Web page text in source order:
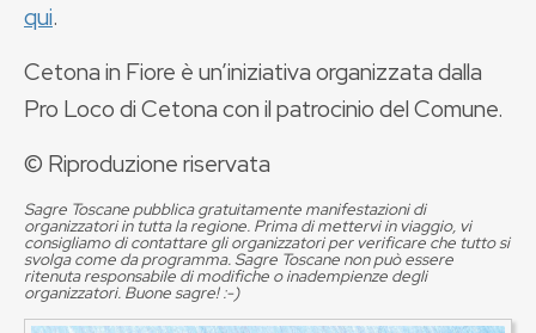
qui.
Cetona in Fiore è un’iniziativa organizzata dalla
Pro Loco di Cetona con il patrocinio del Comune.
© Riproduzione riservata
Sagre Toscane pubblica gratuitamente manifestazioni di
organizzatori in tutta la regione. Prima di mettervi in viaggio, vi
consigliamo di contattare gli organizzatori per verificare che tutto si
svolga come da programma. Sagre Toscane non può essere
ritenuta responsabile di modifiche o inadempienze degli
organizzatori. Buone sagre! :-)